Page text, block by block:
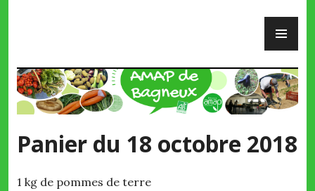
Panier du 18 octobre 2018
1 kg de pommes de terre